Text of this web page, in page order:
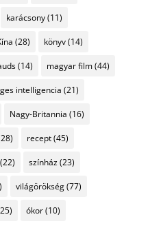
karácsony(11)
(28) könyv(14)
(14) magyar film(44)
intelligencia (21)
Nagy-Britannia (16)
recept(45)
színház(23)
világörökség(77)
ókor(10)